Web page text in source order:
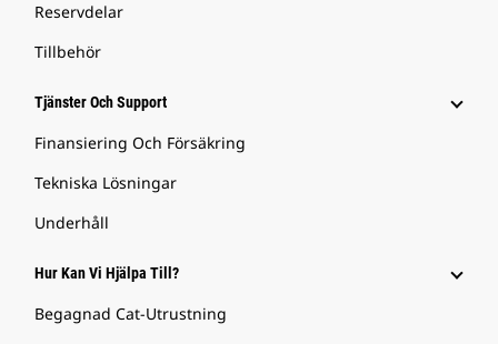
Reservdelar
Tillbehör
Tjänster Och Support
Finansiering Och Försäkring
Tekniska Lösningar
Underhåll
Hur Kan Vi Hjälpa Till?
Begagnad Cat-Utrustning